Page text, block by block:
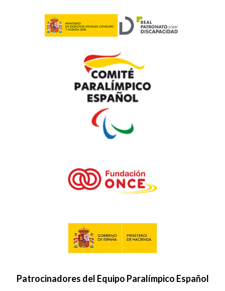
Patrocinadores del Equipo Paralímpico Español